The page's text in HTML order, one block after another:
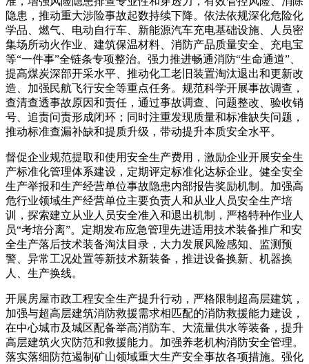
隐患，推动重大涉险事故起数持续下降。依法依规深化危险化
学品、燃气、电动自行车、新能源汽车充电基础设施、人员密
集场所动火作业、建筑保温材料、消防产品质量安全、充电宝
等“一件事”全链条专项整治。强力推进畅通消防“生命通道”、
提高煤炭深部开采水平、推动化工老旧装置淘汰退出和更新改
造、加强民航飞行安全等重点任务。规范科学开展事故调查，
查清查透事故原因和责任，通过事故调查、问题整改、验收销
号、追责问责形成闭环；同时注重发现质量和标准缺失问题，
推动标准查漏补缺和提质升级，带动提升本质安全水平。
督促企业规范提取和使用安全生产费用，激励企业开展安全生
产标准化管理体系建设，定期评定标准化达标企业。健全安全
生产举报和生产经营单位事故隐患内部报告奖励机制。加强高
危行业领域生产经营单位主要负责人和从业人员安全生产培
训，探索建立从业人员安全准入和退出机制，严格特种作业人
员“考培分离”。定期发布应急管理先进适用技术装备推广和安
全生产落后技术装备淘汰目录，大力发展风险感知、监测预
警、异常工况处置等新技术新装备，推进设备换新、机器换
人、生产换线。
开展房屋市政工程安全生产提升行动，严格限制超高层建筑，
加强与超高层建筑消防救援需求相匹配的消防救援能力建设，
在中心城市及城区配备举高消防车、大流量供水等装备，提升
高层建筑火灾防范和救援能力。加强养老机构消防安全管理。
落实落细防范遏制矿山领域重大生产安全事故各项措施。强化